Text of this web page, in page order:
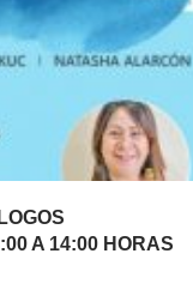
A 14:00 HORAS